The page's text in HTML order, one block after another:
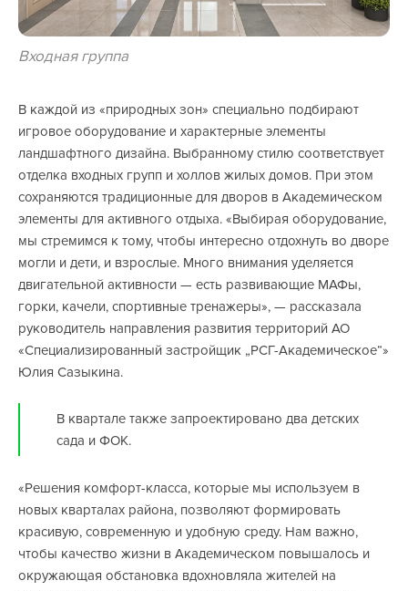
Входная группа
В каждой из «природных зон» специально подбирают
игровое оборудование и характерные элементы
ландшафтного дизайна. Выбранному стилю соответствует
отделка входных групп и холлов жилых домов. При этом
сохраняются традиционные для дворов в Академическом
элементы для активного отдыха. «Выбирая оборудование,
мы стремимся к тому, чтобы интересно отдохнуть во дворе
могли и дети, и взрослые. Много внимания уделяется
двигательной активности — есть развивающие МАФы,
горки, качели, спортивные тренажеры», — рассказала
руководитель направления развития территорий АО
«Специализированный застройщик „РСГ-Академическое“»
Юлия Сазыкина.
В квартале также запроектировано два детских
сада и ФОК.
«Решения комфорт-класса, которые мы используем в
новых кварталах района, позволяют формировать
красивую, современную и удобную среду. Нам важно,
чтобы качество жизни в Академическом повышалось и
окружающая обстановка вдохновляла жителей на